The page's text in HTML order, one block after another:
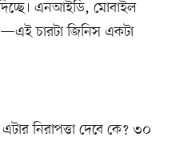
এনআইডি, মোবাইল
চারটা জিনিস একটা
নিরাপত্তা দেবে কে? ৩০